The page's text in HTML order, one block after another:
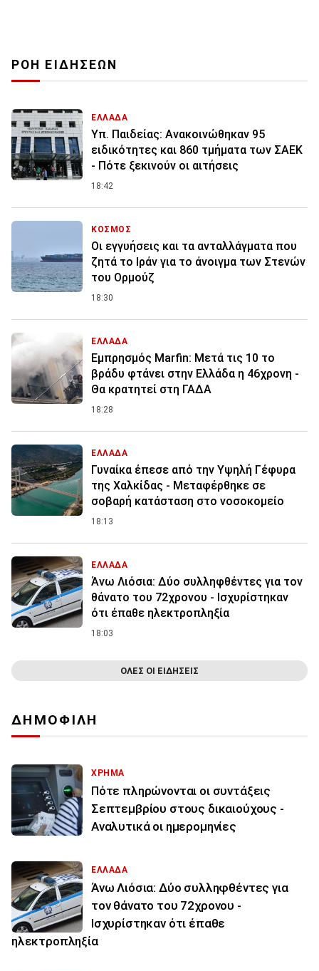
ΡΟΗ ΕΙΔΗΣΕΩΝ
ΕΛΛΑΔΑ
Υπ. Παιδείας: Ανακοινώθηκαν 95
ειδικότητες και 860 τμήματα των ΣΑΕΚ
- Πότε ξεκινούν οι αιτήσεις
18:42
ΚΟΣΜΟΣ
Οι εγγυήσεις και τα ανταλλάγματα που
ζητά το Ιράν για το άνοιγμα των Στενών
του Ορμούζ
18:30
ΕΛΛΑΔΑ
Εμπρησμός Marfin: Μετά τις 10 το
βράδυ φτάνει στην Ελλάδα η 46χρονη -
Θα κρατητεί στη ΓΑΔΑ
18:28
ΕΛΛΑΔΑ
Γυναίκα έπεσε από την Υψηλή Γέφυρα
της Χαλκίδας - Μεταφέρθηκε σε
σοβαρή κατάσταση στο νοσοκομείο
18:13
ΕΛΛΑΔΑ
Άνω Λιόσια: Δύο συλληφθέντες για τον
θάνατο του 72χρονου - Ισχυρίστηκαν
ότι έπαθε ηλεκτροπληξία
18:03
ΟΛΕΣ ΟΙ ΕΙΔΗΣΕΙΣ
ΔΗΜΟΦΙΛΗ
ΧΡΗΜΑ
Πότε πληρώνονται οι συντάξεις
Σεπτεμβρίου στους δικαιούχους -
Αναλυτικά οι ημερομηνίες
ΕΛΛΑΔΑ
Άνω Λιόσια: Δύο συλληφθέντες για
τον θάνατο του 72χρονου -
Ισχυρίστηκαν ότι έπαθε
ηλεκτροπληξία